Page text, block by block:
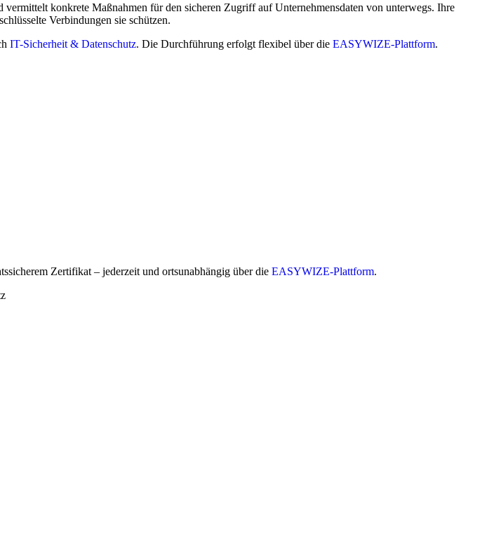
konkrete Maßnahmen für den sicheren Zugriff auf Unternehmensdaten von unterwegs. Ihre
Verbindungen sie schützen.
IT-Sicherheit & Datenschutz. Die Durchführung erfolgt flexibel über die EASYWIZE-Plattform.
Zertifikat – jederzeit und ortsunabhängig über die EASYWIZE-Plattform.